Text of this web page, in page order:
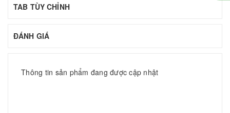
TAB TÙY CHỈNH
ĐÁNH GIÁ
Thông tin sản phẩm đang được cập nhật